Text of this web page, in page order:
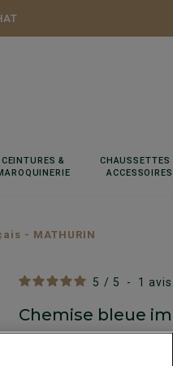
CEINTURES &
CHAUSSETTES
ACCESSOIRES
- MATHURIN
5 / 5 - 1 avis
Chemise bleue
français -